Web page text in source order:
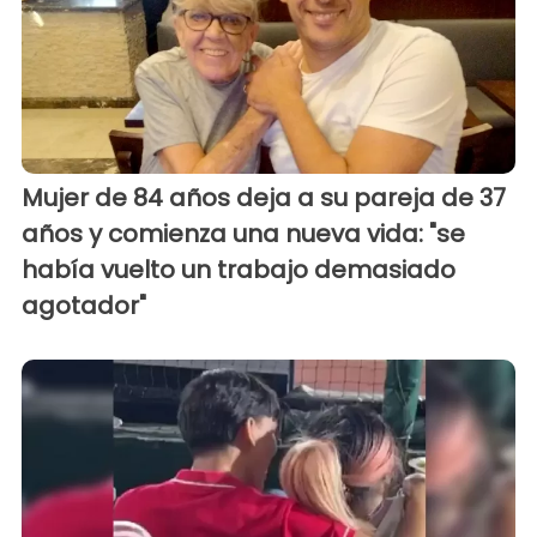
Mujer de 84 años deja a su pareja de 37
años y comienza una nueva vida: "se
había vuelto un trabajo demasiado
agotador"